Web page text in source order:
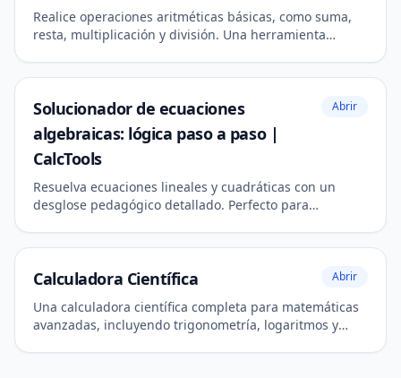
Realice operaciones aritméticas básicas, como suma,
resta, multiplicación y división. Una herramienta
Solucionador de ecuaciones
algebraicas: lógica paso a paso |
CalcTools
Abrir
Resuelva ecuaciones lineales y cuadráticas con un
desglose pedagógico detallado. Perfecto para
Calculadora Científica Abrir
Una calculadora científica completa para matemáticas
avanzadas, incluyendo trigonometría, logaritmos y